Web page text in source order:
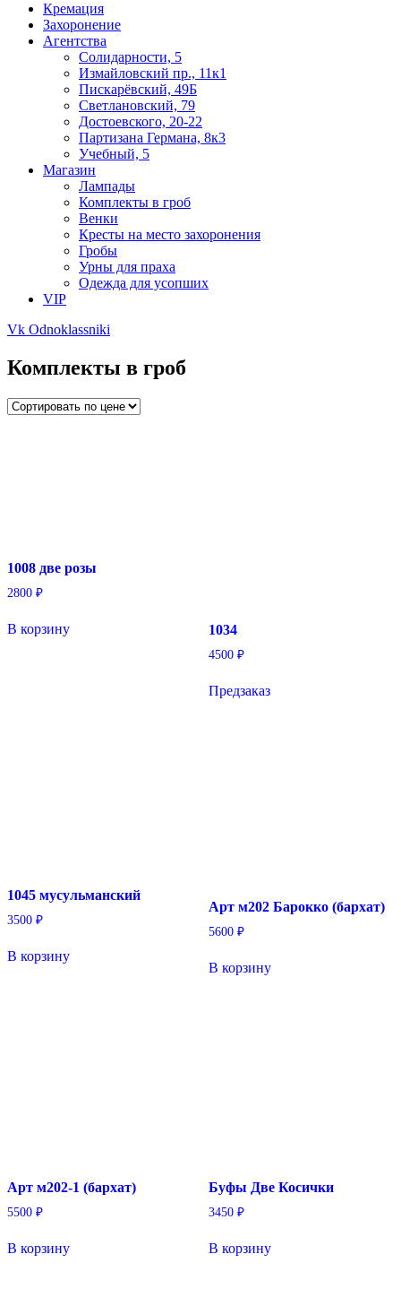
Кремация
Захоронение
Агентства
Солидарности, 5
Измайловский пр., 11к1
Пискарёвский, 49Б
Светлановский, 79
Достоевского, 20-22
Партизана Германа, 8к3
Учебный, 5
Магазин
Лампады
Комплекты в гроб
Венки
Кресты на место захоронения
Гробы
Урны для праха
Одежда для усопших
VIP
Vk Odnoklassniki
Комплекты в гроб
1008 две розы
2800 ₽
В корзину 1034
4500 ₽
Предзаказ
1045 мусульманский
3500 ₽
В корзину
Арт м202 Барокко (бархат)
5600 ₽
В корзину
Арт м202-1 (бархат)
5500 ₽
В корзину
Буфы Две Косички
3450 ₽
В корзину